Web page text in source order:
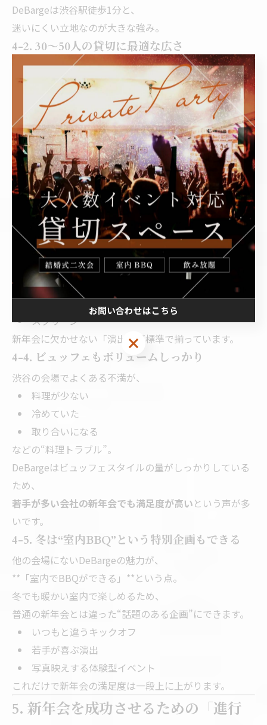
DeBargeは渋谷駅徒歩1分と、
迷いにくい立地なのが大きな強み。
4-2. 30〜50人の貸切に最適な広さ
DeBargeが選ばれる理由は、
**“貸切専用と言えるほどのちょうど良いサイズ感”**で
30人 → ほどよくアットホーム
40人 → 一体感を保ちつつ賑やか
50人 → 大人数でも動きやすい
新年会で多い人数帯を完璧にカバーしています。
4-3. 新年会向きの設備が揃っている
DeBargeはパーティー用途に強い会場なので、設備が充
実。
マイク
プロジェクター
音響
照明演出
スクリーン
新年会に欠かせない「演出」が標準で揃っています。
4-4. ビュッフェもボリュームしっかり
渋谷の会場でよくある不満が、
料理が少ない
冷めていた
取り合いになる
などの“料理トラブル”。
DeBargeはビュッフェスタイルの量がしっかりしている
ため、
若手が多い会社の新年会でも満足度が高いという声が多
いです。
4-5. 冬は“室内BBQ”という特別企画もできる
他の会場にないDeBargeの魅力が、
**「室内でBBQができる」**という点。
冬でも暖かい室内で楽しめるため、
普通の新年会とは違った“話題のある企画”にできます。
いつもと違うキックオフ
若手が喜ぶ演出
写真映えする体験型イベント
これだけで新年会の満足度は一段上に上がります。
5. 新年会を成功させるための「進行
お問い合わせはこちら